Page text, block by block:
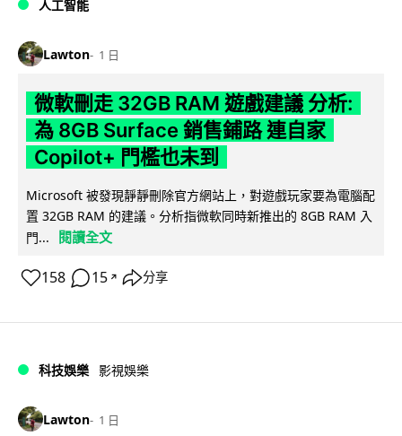
人工智能
Lawton 1 日
微軟刪走 32GB RAM 遊戲建議 分析:
為 8GB Surface 銷售鋪路 連自家
Copilot+ 門檻也未到
Microsoft 被發現靜靜刪除官方網站上，對遊戲玩家要為電腦配
置 32GB RAM 的建議。分析指微軟同時新推出的 8GB RAM 入
門...
閱讀全文
158 15 ↗ 分享
科技娛樂 影視娛樂
Lawton 1 日